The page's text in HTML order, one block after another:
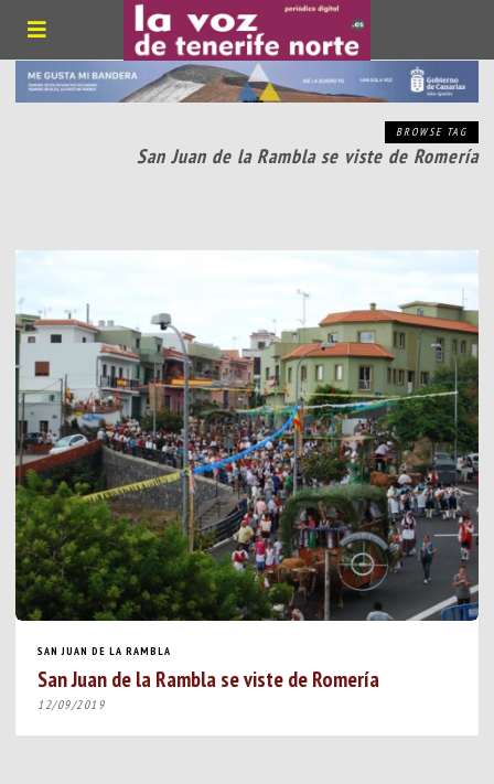
BROWSE TAG
San Juan de la Rambla se viste de Romería
SAN JUAN DE LA RAMBLA
San Juan de la Rambla se viste de Romería
12/09/2019